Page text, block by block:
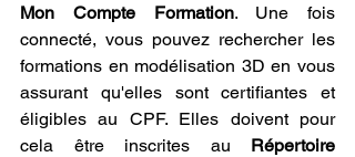
Mon Compte Formation. Une fois
connecté, vous pouvez rechercher les
formations en modélisation 3D en vous
assurant qu'elles sont certifiantes et
éligibles au CPF. Elles doivent pour
cela être inscrites au Répertoire